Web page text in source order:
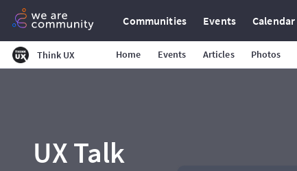
Communities Events Calendar
Think UX Home Events Articles Photos
UX Talk